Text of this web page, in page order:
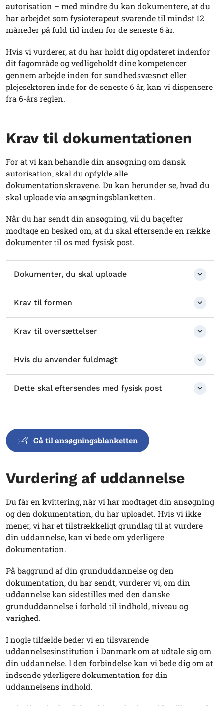
autorisation – med mindre du kan dokumentere, at du
har arbejdet som fysioterapeut svarende til mindst 12
måneder på fuld tid inden for de seneste 6 år.
Hvis vi vurderer, at du har holdt dig opdateret indenfor
dit fagområde og vedligeholdt dine kompetencer
gennem arbejde inden for sundhedsvæsnet eller
plejesektoren inde for de seneste 6 år, kan vi dispensere
fra 6-års reglen.
Krav til dokumentationen
For at vi kan behandle din ansøgning om dansk
autorisation, skal du opfylde alle
dokumentationskravene. Du kan herunder se, hvad du
skal uploadevia ansøgningsblanketten.
Når du har sendt din ansøgning, vil du bagefter
modtage en besked om, at du skal eftersende en række
dokumenter til os med fysisk post.
Dokumenter, du skal uploade
Krav til formen
Krav til oversættelser
Hvis du anvender fuldmagt
Dette skal eftersendes med fysisk post
Gå til ansøgningsblanketten
Vurdering af uddannelse
Du får en kvittering, når vi har modtaget din ansøgning
og den dokumentation, du har uploadet. Hvis vi ikke
mener, vi har et tilstrækkeligt grundlag til at vurdere
din uddannelse, kan vi bede om yderligere
dokumentation.
På baggrund af din grunduddannelse og den
dokumentation, du har sendt, vurderer vi, om din
uddannelse kan sidestilles med den danske
grunduddannelse i forhold til indhold, niveau og
varighed.
I nogle tilfælde beder vi en tilsvarende
uddannelsesinstitution i Danmark om at udtale sig om
din uddannelse. I den forbindelse kan vi bede dig om at
indsende yderligere dokumentation for din
uddannelsens indhold.